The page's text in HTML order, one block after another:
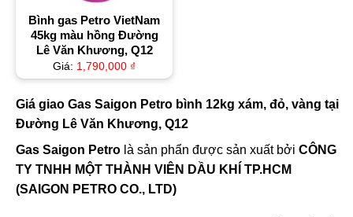
Bình gas Petro VietNam
45kg màu hồng Đường
Lê Văn Khương, Q12
Giá: 1,790,000 ₫
Giá giao Gas Saigon Petro bình 12kg xám, đỏ, vàng tại
Đường Lê Văn Khương, Q12
Gas Saigon Petro là sản phẩn được sản xuất bởi CÔNG
TY TNHH MỘT THÀNH VIÊN DẦU KHÍ TP.HCM
(SAIGON PETRO CO., LTD)